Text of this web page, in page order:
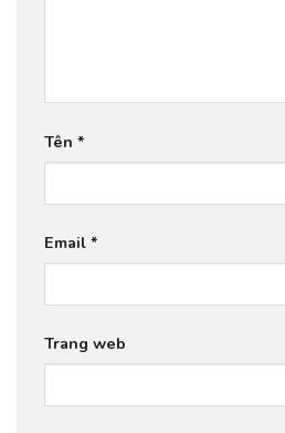
Tên *
Email *
Trang web